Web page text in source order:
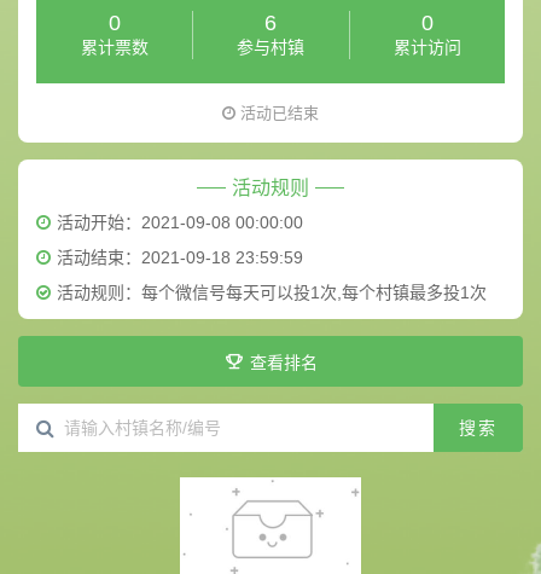
0
累计票数
6
参与村镇
0
累计访问
活动已结束
活动规则
活动开始：2021-09-08 00:00:00
活动结束：2021-09-18 23:59:59
活动规则： 每个微信号每天可以投1次,每个村镇最多投1次
查看排名
搜索